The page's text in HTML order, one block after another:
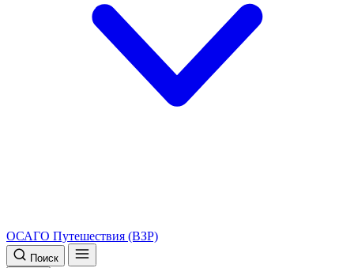
ОСАГО Путешествия (ВЗР)
Поиск